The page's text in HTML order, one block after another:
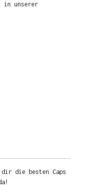
in unserer
die besten Caps